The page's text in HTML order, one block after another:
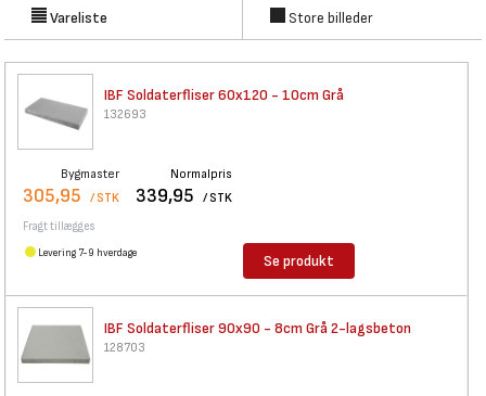
Vareliste Store billeder
IBF Soldaterfliser 60x120 - 10cm Grå
132693
Bygmaster
305,95 / STK
Normalpris
339,95 / STK
Fragt tillægges
Levering 7-9 hverdage Se produkt
IBF Soldaterfliser 90x90 - 8cm Grå 2-lagsbeton
128703